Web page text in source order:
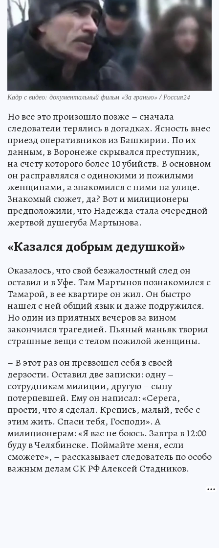
Кадр с видео: документальный фильм «За гранью» / Россия24
Но все это произошло позже – сначала
следователи терялись в догадках. Ясность внес
приезд оперативников из Башкирии. По их
данным, в Воронеже скрывался преступник,
на счету которого более 10 убийств. В основном
он расправлялся с одинокими и пожилыми
женщинами, а знакомился с ними на улице.
Знакомый сюжет, да? Вот и милиционеры
предположили, что Надежда стала очередной
жертвой душегуба Мартынова.
«Казался добрым дедушкой»
Оказалось, что свой безжалостный след он
оставил и в Уфе. Там Мартынов познакомился с
Тамарой, в ее квартире он жил. Он быстро
нашел с ней общий язык и даже подружился.
Но один из приятных вечеров за вином
закончился трагедией. Пьяный маньяк творил
страшные вещи с телом пожилой женщины.
– В этот раз он превзошел себя в своей
дерзости. Оставил две записки: одну –
сотрудникам милиции, другую – сыну
потерпевшей. Ему он написал: «Серега,
прости, что я сделал. Крепись, малый, тебе с
этим жить. Спаси тебя, Господи». А
милиционерам: «Я вас не боюсь. Завтра в 12:00
буду в Челябинске. Поймайте меня, если
сможете», – рассказывает следователь по особо
важным делам СК РФ Алексей Стадников.